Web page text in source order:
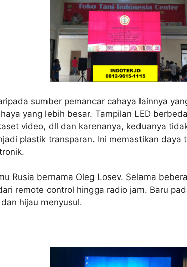
sumber pemancar cahaya lainnya
yang lebih besar. Tampilan LED
video, dll dan karenanya, keduanya
plastik transparan. Ini memastikan daya
Rusia bernama Oleg Losev. Selama
remote control hingga radio jam. Baru
hijau menyusul.